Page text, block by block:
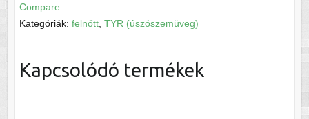
mennyiség
Compare
Kategóriák: felnőtt, TYR (úszószemüveg)
Kapcsolódó termékek